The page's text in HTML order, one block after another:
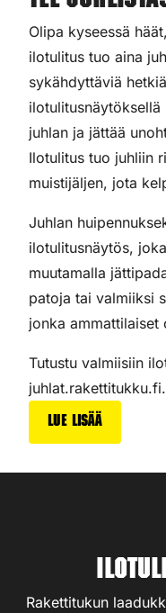
Olipa kyseessä
ilotulitus tuo aina
sykähdyttäviä
ilotulitusnäytöksellä
juhlan ja jättää
Ilotulitus tuo juhliin
muistijäljen, jota
Juhlan
ilotulitusnäytös,
muutamalla
patoja tai valmiiksi
jonka ammattilaiset
Tutustu valmiisiin
juhlat.rakettitukku.fi.
Lue lisää
Rakettitukun